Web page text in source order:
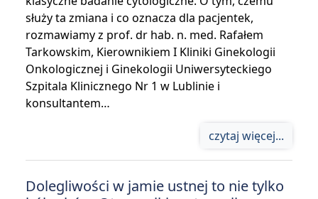
służy ta zmiana i co oznacza dla pacjentek,
rozmawiamy z prof. dr hab. n. med. Rafałem
Tarkowskim, Kierownikiem I Kliniki Ginekologii
Onkologicznej i Ginekologii Uniwersyteckiego
Szpitala Klinicznego Nr 1 w Lublinie i
konsultantem…
czytaj więcej...
Dolegliwości w jamie ustnej to nie tylko